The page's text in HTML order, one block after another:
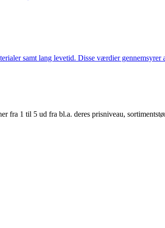
samt lang levetid. Disse værdier gennemsyrer
fra 1 til 5 ud fra bl.a. deres prisniveau,